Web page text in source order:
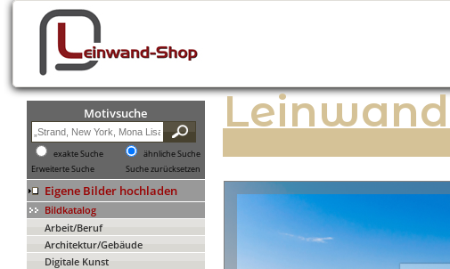
Motivsuche
exakte Suche
ähnliche Suche
Erweiterte Suche
Suche zurücksetzen
Eigene Bilder hochladen
Bildkatalog
Arbeit/Beruf
Architektur/Gebäude
Digitale Kunst
Leinwand